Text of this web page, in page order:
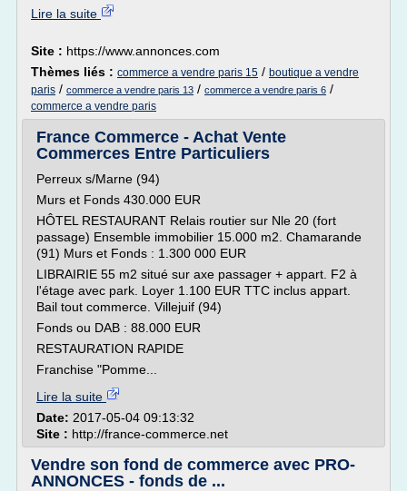
Lire la suite
Site : https://www.annonces.com
Thèmes liés : commerce a vendre paris 15 / boutique a vendre
paris / commerce a vendre paris 13 / commerce a vendre paris 6 /
commerce a vendre paris
France Commerce - Achat Vente
Commerces Entre Particuliers
Perreux s/Marne (94)
Murs et Fonds 430.000 EUR
HÔTEL RESTAURANT Relais routier sur Nle 20 (fort
passage) Ensemble immobilier 15.000 m2. Chamarande
(91) Murs et Fonds : 1.300 000 EUR
LIBRAIRIE 55 m2 situé sur axe passager + appart. F2 à
l'étage avec park. Loyer 1.100 EUR TTC inclus appart.
Bail tout commerce. Villejuif (94)
Fonds ou DAB : 88.000 EUR
RESTAURATION RAPIDE
Franchise "Pomme...
Lire la suite
Date: 2017-05-04 09:13:32
Site : http://france-commerce.net
Vendre son fond de commerce avec PRO-
ANNONCES - fonds de ...